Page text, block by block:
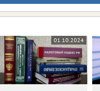
01.10.2024